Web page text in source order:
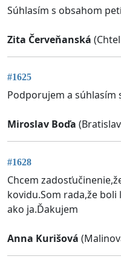
Súhlasím s obsahom
Zita Červeňanská
#1625
Podporujem a súhlasím
Miroslav Boďa
#1628
Chcem
kovidu.Som rada,že
ako ja.Ďakujem
Anna Kurišová